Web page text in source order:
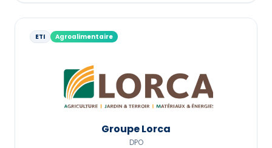
ETI Agroalimentaire
Groupe Lorca
DPO